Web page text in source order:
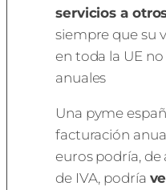
servicios a
siempre que su
en toda la UE
anuales
Una pyme
facturación
euros podría, de
de IVA, podría